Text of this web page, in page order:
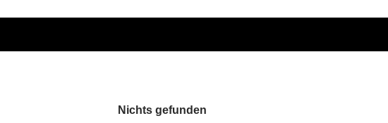
Nichts gefunden